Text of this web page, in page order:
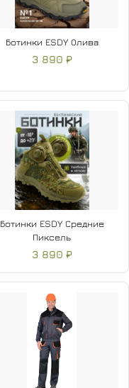
Ботинки ESDY Олива
3 890 ₽
Ботинки ESDY Средние
Пиксель
3 890 ₽